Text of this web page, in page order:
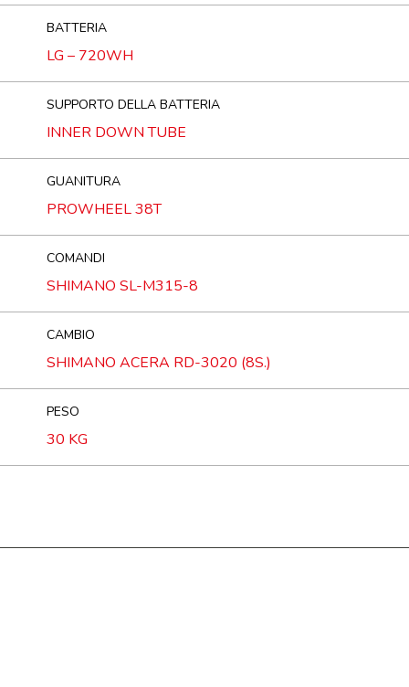
BATTERIA
LG – 720WH
SUPPORTO DELLA BATTERIA
INNER DOWN TUBE
GUANITURA
PROWHEEL 38T
COMANDI
SHIMANO SL-M315-8
CAMBIO
SHIMANO ACERA RD-3020 (8S.)
PESO
30 KG